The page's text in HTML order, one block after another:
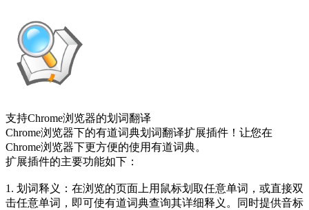
支持Chrome浏览器的划词翻译
Chrome浏览器下的有道词典划词翻译扩展插件！让您在
Chrome浏览器下更方便的使用有道词典。
扩展插件的主要功能如下：
1. 划词释义：在浏览的页面上用鼠标划取任意单词，或直接双
击任意单词，即可使有道词典查询其详细释义。同时提供音标